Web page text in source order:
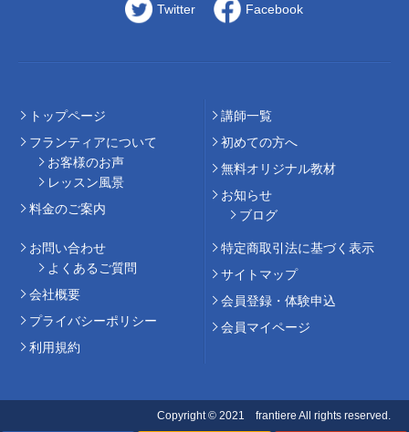
Twitter Facebook
トップページ
フランティアについて
お客様のお声
レッスン風景
料⾦のご案内
講師⼀覧
初めての⽅へ
無料オリジナル教材
お知らせ
ブログ
お問い合わせ
よくあるご質問
会社概要
プライバシーポリシー
利用規約
特定商取引法に基づく表示
サイトマップ
会員登録・体験申込
会員マイページ
Copyright © 2021 frantiere All rights reserved.